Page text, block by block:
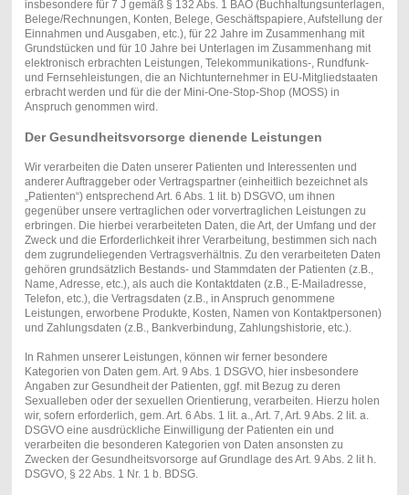
insbesondere für 7 J gemäß § 132 Abs. 1 BAO (Buchhaltungsunterlagen,
Belege/Rechnungen, Konten, Belege, Geschäftspapiere, Aufstellung der
Einnahmen und Ausgaben, etc.), für 22 Jahre im Zusammenhang mit
Grundstücken und für 10 Jahre bei Unterlagen im Zusammenhang mit
elektronisch erbrachten Leistungen, Telekommunikations-, Rundfunk-
und Fernsehleistungen, die an Nichtunternehmer in EU-Mitgliedstaaten
erbracht werden und für die der Mini-One-Stop-Shop (MOSS) in
Anspruch genommen wird.
Der Gesundheitsvorsorge dienende Leistungen
Wir verarbeiten die Daten unserer Patienten und Interessenten und
anderer Auftraggeber oder Vertragspartner (einheitlich bezeichnet als
„Patienten“) entsprechend Art. 6 Abs. 1 lit. b) DSGVO, um ihnen
gegenüber unsere vertraglichen oder vorvertraglichen Leistungen zu
erbringen. Die hierbei verarbeiteten Daten, die Art, der Umfang und der
Zweck und die Erforderlichkeit ihrer Verarbeitung, bestimmen sich nach
dem zugrundeliegenden Vertragsverhältnis. Zu den verarbeiteten Daten
gehören grundsätzlich Bestands- und Stammdaten der Patienten (z.B.,
Name, Adresse, etc.), als auch die Kontaktdaten (z.B., E-Mailadresse,
Telefon, etc.), die Vertragsdaten (z.B., in Anspruch genommene
Leistungen, erworbene Produkte, Kosten, Namen von Kontaktpersonen)
und Zahlungsdaten (z.B., Bankverbindung, Zahlungshistorie, etc.).
In Rahmen unserer Leistungen, können wir ferner besondere
Kategorien von Daten gem. Art. 9 Abs. 1 DSGVO, hier insbesondere
Angaben zur Gesundheit der Patienten, ggf. mit Bezug zu deren
Sexualleben oder der sexuellen Orientierung, verarbeiten. Hierzu holen
wir, sofern erforderlich, gem. Art. 6 Abs. 1 lit. a., Art. 7, Art. 9 Abs. 2 lit. a.
DSGVO eine ausdrückliche Einwilligung der Patienten ein und
verarbeiten die besonderen Kategorien von Daten ansonsten zu
Zwecken der Gesundheitsvorsorge auf Grundlage des Art. 9 Abs. 2 lit h.
DSGVO, § 22 Abs. 1 Nr. 1 b. BDSG.